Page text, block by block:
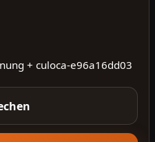
+ culoca-e96a16dd03